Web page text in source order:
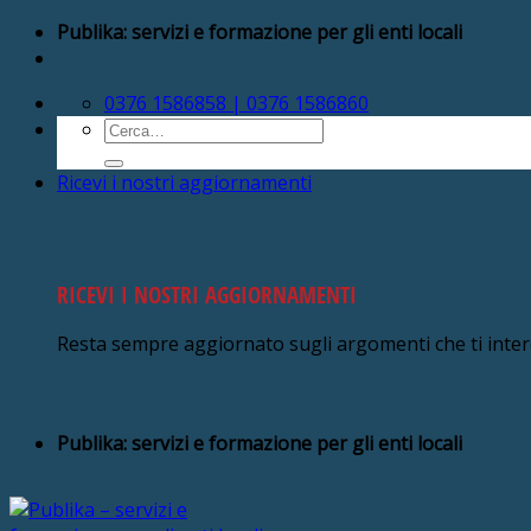
Salta Publika: servizi e formazione per gli enti locali
0376 1586858 | 0376 1586860
Cerca:
Ricevi i nostri aggiornamenti
RICEVI I NOSTRI AGGIORNAMENTI
Resta sempre aggiornato sugli argomenti che ti
Publika: servizi e formazione per gli enti locali